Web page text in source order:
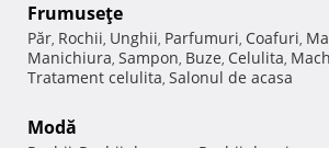
Frumuseţe
Păr, Rochii, Unghii, Parfumuri, Coafuri,
Manichiura, Sampon, Buze, Celulita,
Tratament celulita, Salonul de acasa
Modă